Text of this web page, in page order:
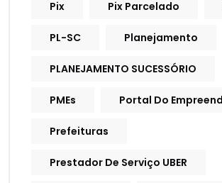
Pix Pix Parcelado
PL-SC Planejamento
PLANEJAMENTO SUCESSÓRIO
PMEs Portal Do
Prefeituras
Prestador De Serviço UBER